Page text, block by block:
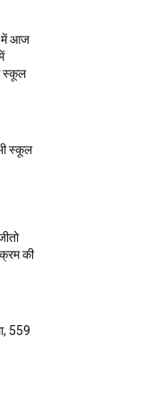
में आज
स्कूल
स्कूल
की
559